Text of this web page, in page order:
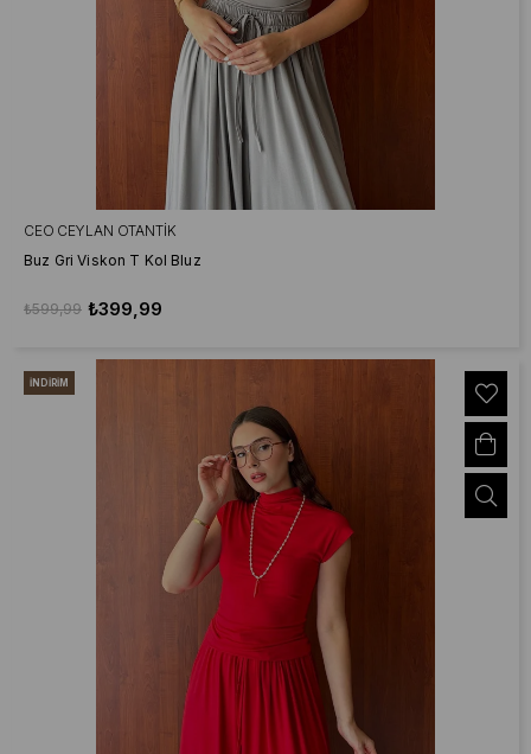
CEO CEYLAN OTANTIK
Buz Gri Viskon T Kol Bluz
₺399,99
₺599,99
İNDIRIM